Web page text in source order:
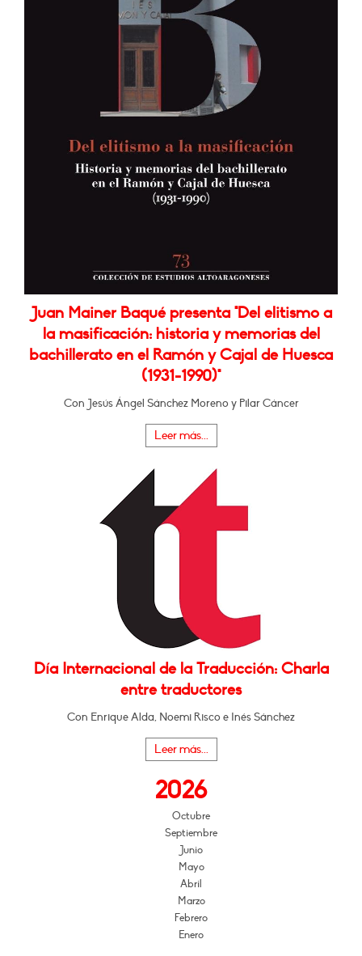
Juan Mainer Baqué presenta "Del elitismo a
la masificación: historia y memorias del
bachillerato en el Ramón y Cajal de Huesca
(1931-1990)"
Con Jesús Ángel Sánchez Moreno y Pilar Cáncer
Leer más...
Día Internacional de la Traducción: Charla
entre traductores
Con Enrique Alda, Noemi Risco e Inés Sánchez
Leer más...
2026
Octubre
Septiembre
Junio
Mayo
Abril
Marzo
Febrero
Enero